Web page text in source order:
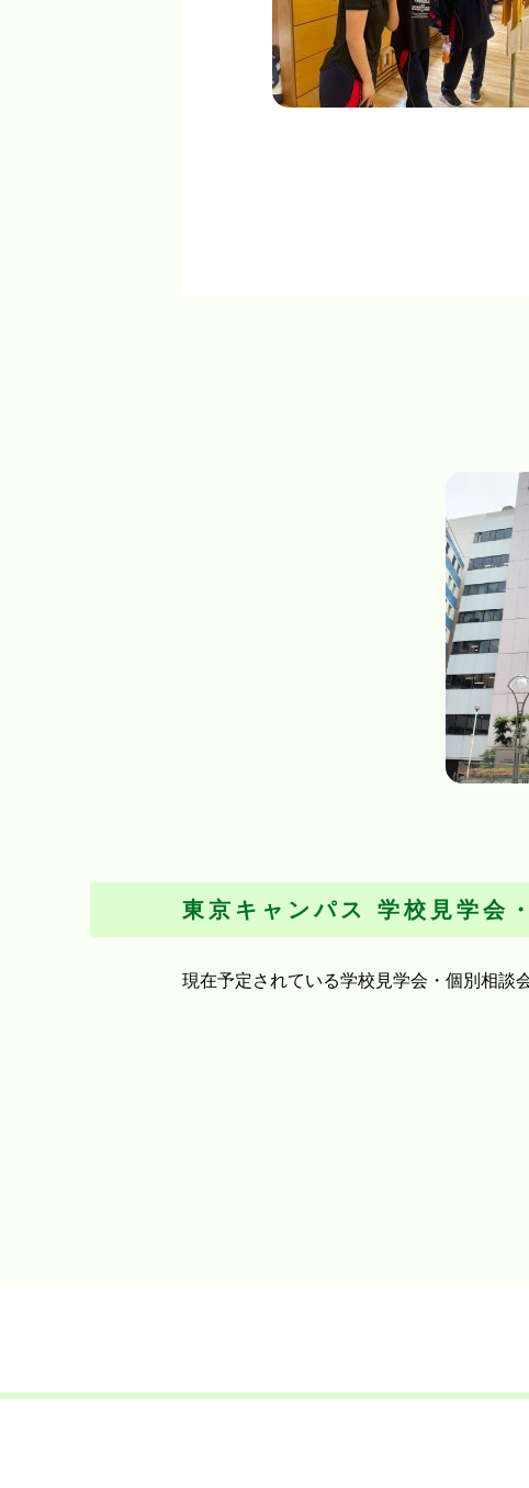
東京キャンパス 学校見学会
現在予定されている学校見学会・個別相談